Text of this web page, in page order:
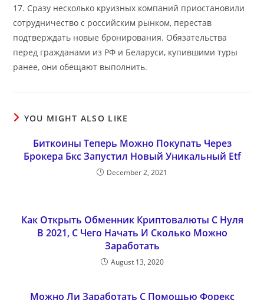
17. Сразу несколько круизных компаний приостановили
сотрудничество с российским рынком, перестав
подтверждать новые бронирования. Обязательства
перед гражданами из РФ и Беларуси, купившими туры
ранее, они обещают выполнить.
YOU MIGHT ALSO LIKE
Биткоины Теперь Можно Покупать Через
Брокера Бкс Запустил Новый Уникальный Etf
December 2, 2021
Как Открыть Обменник Криптовалюты С Нуля
В 2021, С Чего Начать И Сколько Можно
Заработать
August 13, 2020
Можно Ли Заработать С Помощью Форекс